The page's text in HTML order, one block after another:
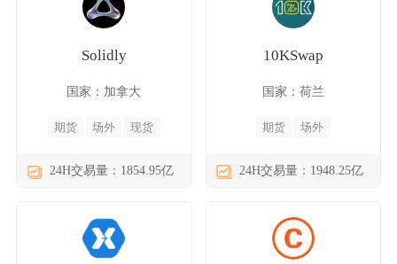
Solidly
国家：加拿大
期货 场外 现货
24H交易量：1854.95亿
10KSwap
国家：荷兰
期货 场外
24H交易量：1948.25亿